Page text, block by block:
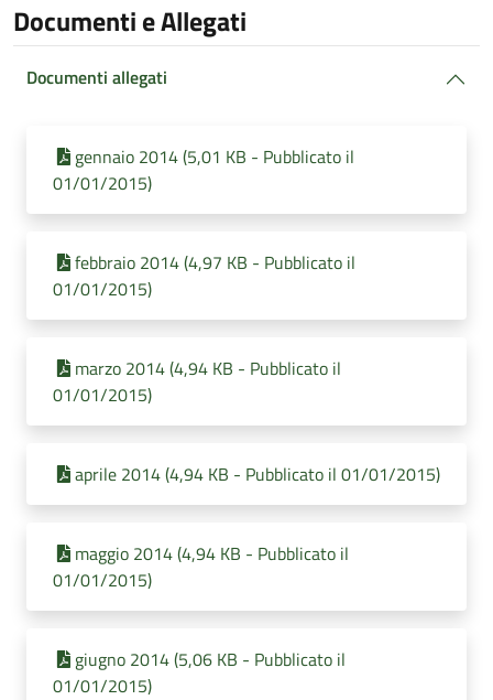
Documenti e Allegati
Documenti allegati
gennaio 2014 (5,01 KB - Pubblicato il
01/01/2015)
febbraio 2014 (4,97 KB - Pubblicato il
01/01/2015)
marzo 2014 (4,94 KB - Pubblicato il
01/01/2015)
aprile 2014 (4,94 KB - Pubblicato il 01/01/2015)
maggio 2014 (4,94 KB - Pubblicato il
01/01/2015)
giugno 2014 (5,06 KB - Pubblicato il
01/01/2015)